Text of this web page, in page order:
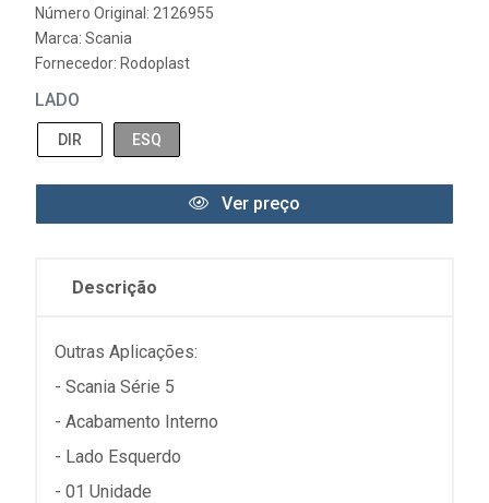
Número Original: 2126955
Marca: Scania
Fornecedor: Rodoplast
LADO
DIR ESQ
Ver preço
Descrição
Outras Aplicações:
- Scania Série 5
- Acabamento Interno
- Lado Esquerdo
- 01 Unidade